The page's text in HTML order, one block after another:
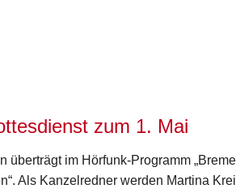
zum 1. Mai
überträgt im Hörfunk-Programm
Als Kanzelredner werden Martina